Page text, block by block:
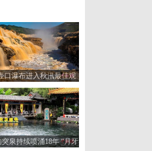
口瀑布进入秋汛最佳观
赏季
泉持续喷涌18年 “月牙